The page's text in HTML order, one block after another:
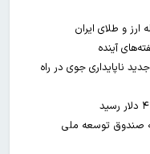
ارز و طلای ایران
آینده
آینده؛ موج جدید ناپایداری جوی در راه